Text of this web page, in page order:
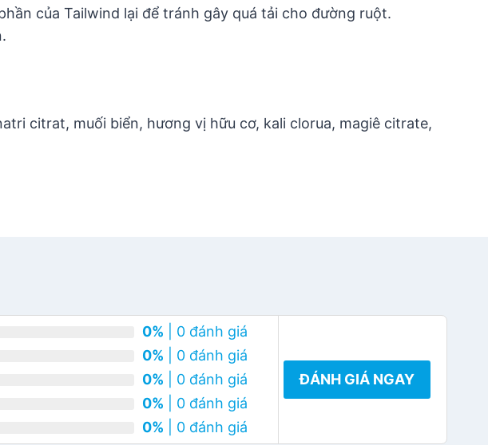
của Tailwind lại để tránh gây quá tải cho đường ruột.
citrat, muối biển, hương vị hữu cơ, kali clorua, magiê citrate,
0% | 0 đánh giá
0% | 0 đánh giá
0% | 0 đánh giá
0% | 0 đánh giá
0% | 0 đánh giá
ĐÁNH GIÁ NGAY